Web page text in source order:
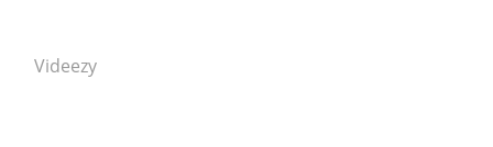
Videezy